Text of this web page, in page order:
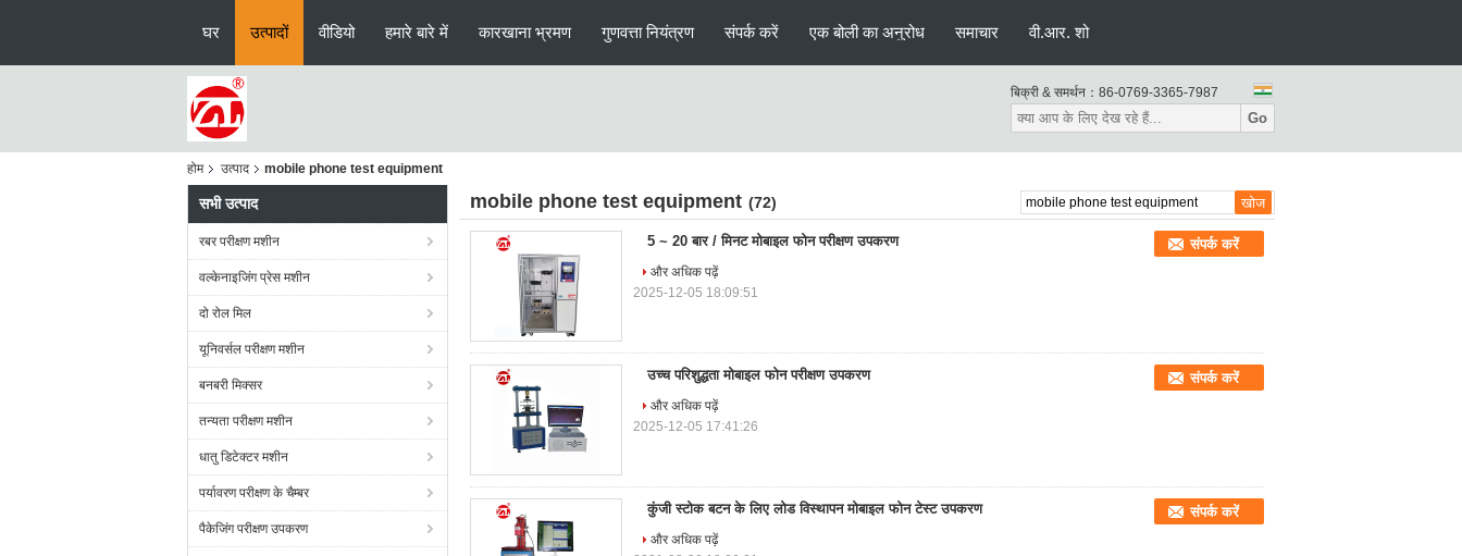
घर उत्पादों वीडियो हमारे बारे में कारखाना भ्रमण गुणवत्ता नियंत्रण संपर्क करें एक बोली का अनुरोध समाचार वी.आर. शो
बिक्री & समर्थन： 86-0769-3365-7987
Go
होम उत्पाद mobile phone test equipment
सभी उत्पाद
रबर परीक्षण मशीन
वल्केनाइजिंग प्रेस मशीन
दो रोल मिल
यूनिवर्सल परीक्षण मशीन
बनबरी मिक्सर
तन्यता परीक्षण मशीन
धातु डिटेक्टर मशीन
पर्यावरण परीक्षण के चैम्बर
पैकेजिंग परीक्षण उपकरण
mobile phone test equipment (72)
5 ~ 20 बार / मिनट मोबाइल फोन परीक्षण उपकरण संपर्क करें
और अधिक पढ़ें
2025-12-05 18:09:51
उच्च परिशुद्धता मोबाइल फोन परीक्षण उपकरण संपर्क करें
और अधिक पढ़ें
2025-12-05 17:41:26
कुंजी स्टोक बटन के लिए लोड विस्थापन मोबाइल फोन टेस्ट उपकरण संपर्क करें
और अधिक पढ़ें